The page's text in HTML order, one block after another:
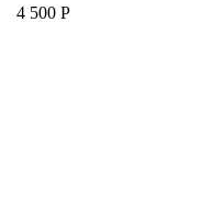
4 500 Р